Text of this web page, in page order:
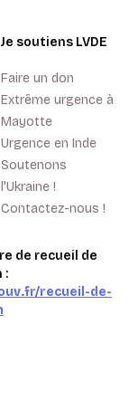
Je soutiens LVDE
Faire un don
Extrême urgence à
Mayotte
Urgence en Inde
Soutenons
l'Ukraine !
Contactez-nous !
de recueil de
:
recueil-de-